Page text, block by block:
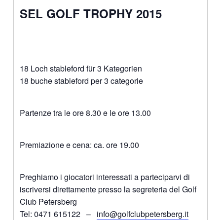
SEL GOLF TROPHY 2015
18 Loch stableford für 3 Kategorien
18 buche stableford per 3 categorie
Partenze tra le ore 8.30 e le ore 13.00
Premiazione e cena: ca. ore 19.00
Preghiamo i giocatori interessati a parteciparvi di
iscriversi direttamente presso la segreteria del Golf
Club Petersberg
Tel: 0471 615122 – info@golfclubpetersberg.it